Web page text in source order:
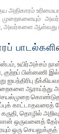
அதிகாரம்
அவர்களை ஆள்வது
உயிர்அச்சம்
குற்றப்
ஐயந்திரிபு
காட்டாதவரைத்
கருதி, தொழில்
ஒருவனைத்
ஒரு